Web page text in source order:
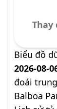
Thay
Biểu đồ
2026-08-
đoái
Balboa